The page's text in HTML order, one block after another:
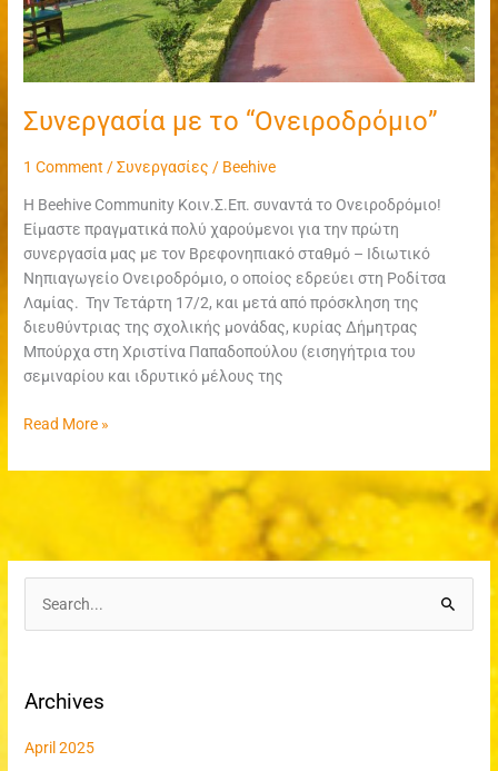
Συνεργασία με το “Ονειροδρόμιο”
1 Comment /Συνεργασίες / Beehive
Η Beehive Community Κοιν.Σ.Επ. συναντά το Ονειροδρόμιο!
Είμαστε πραγματικά πολύ χαρούμενοι για την πρώτη
συνεργασία μας με τον Βρεφονηπιακό σταθμό – Ιδιωτικό
Νηπιαγωγείο Ονειροδρόμιο, ο οποίος εδρεύει στη Ροδίτσα
Λαμίας. Την Τετάρτη 17/2, και μετά από πρόσκληση της
διευθύντριας της σχολικής μονάδας, κυρίας Δήμητρας
Μπούρχα στη Χριστίνα Παπαδοπούλου (εισηγήτρια του
σεμιναρίου και ιδρυτικό μέλους της
Read More »
r
h
Archives
April 2025